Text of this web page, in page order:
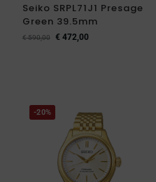
Seiko SRPL71J1 Presage
Green 39.5mm
€590,00 € 472,00
-20%